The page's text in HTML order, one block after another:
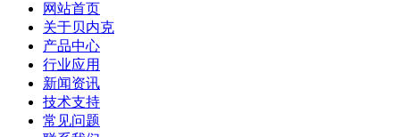
网站首页
关于贝内克
产品中心
行业应用
新闻资讯
技术支持
常见问题